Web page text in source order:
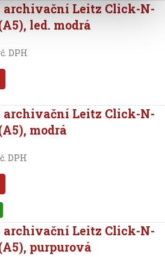
archivační Leitz Click-N-
led. modrá
DPH
archivační Leitz Click-N-
modrá
DPH
archivační Leitz Click-N-
purpurová